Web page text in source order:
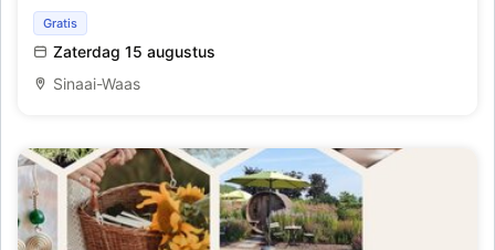
Ambachtelijk weekend
Gratis
Zaterdag 15 augustus
Sinaai-Waas